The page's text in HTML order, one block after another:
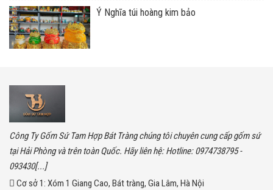
Ý Nghĩa túi hoàng kim bảo
Công Ty Gốm Sứ Tam Hợp Bát Tràng chúng tôi chuyên cung cấp gốm sứ
tại Hải Phòng và trên toàn Quốc. Hãy liên hệ: Hotline: 0974738795 -
093430[...]
Cơ sở 1: Xóm 1 Giang Cao, Bát tràng, Gia Lâm, Hà Nội